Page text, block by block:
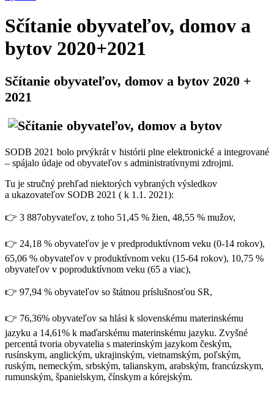
Sčítanie obyvateľov, domov a
bytov 2020+2021
Sčítanie obyvateľov, domov a bytov 2020 +
2021
SODB 2021 bolo prvýkrát v histórii plne elektronické a integrované
– spájalo údaje od obyvateľov s administratívnymi zdrojmi.
Tu je stručný prehľad niektorých vybraných výsledkov
a ukazovateľov SODB 2021 ( k 1.1. 2021):
👉 3 887obyvateľov, z toho 51,45 % žien, 48,55 % mužov,
👉 24,18 % obyvateľov je v predproduktívnom veku (0-14 rokov),
65,06 % obyvateľov v produktívnom veku (15-64 rokov), 10,75 %
obyvateľov v poproduktívnom veku (65 a viac),
👉 97,94 % obyvateľov so štátnou príslušnosťou SR,
👉 76,36% obyvateľov sa hlási k slovenskému materinskému
jazyku a 14,61% k maďarskému materinskému jazyku. Zvyšné
percentá tvoria obyvatelia s materinským jazykom českým,
rusínskym, anglickým, ukrajinským, vietnamským, poľským,
ruským, nemeckým, srbským, talianskym, arabským, francúzskym,
rumunským, španielskym, čínskym a kórejským.